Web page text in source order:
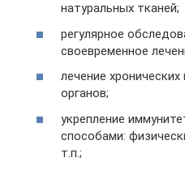
натуральных тканей;
регулярное
своевременное
лечение
органов;
укрепление
способами:
т.п.;